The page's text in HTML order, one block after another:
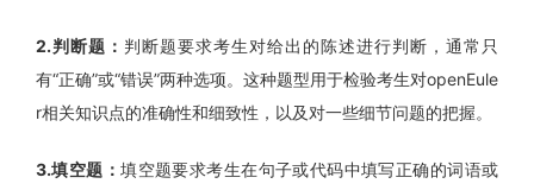
2.判断题： 判断题要求考生对给出的陈述进行判断，通常只
有“正确”或“错误”两种选项。这种题型用于检验考生对openEule
r相关知识点的准确性和细致性，以及对一些细节问题的把握。
3.填空题：填空题要求考生在句子或代码中填写正确的词语或